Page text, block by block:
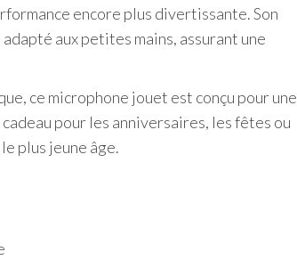
encore plus divertissante. Son
aux petites mains, assurant une
ce microphone jouet est conçu pour une
pour les anniversaires, les fêtes ou
plus jeune âge.